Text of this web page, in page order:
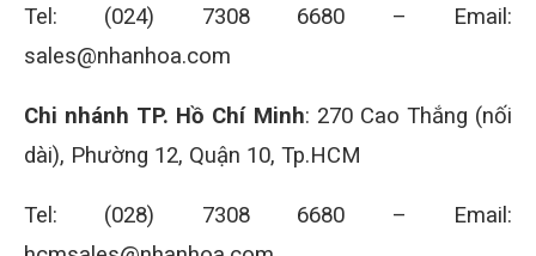
Tel: (024) 7308 6680 – Email:
sales@nhanhoa.com
Chi nhánh TP. Hồ Chí Minh: 270 Cao Thắng (nối
dài), Phường 12, Quận 10, Tp.HCM
Tel: (028) 7308 6680 – Email: